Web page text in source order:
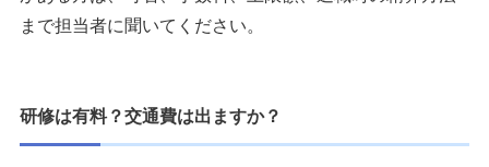
まで担当者に聞いてください。
研修は有料？交通費は出ますか？